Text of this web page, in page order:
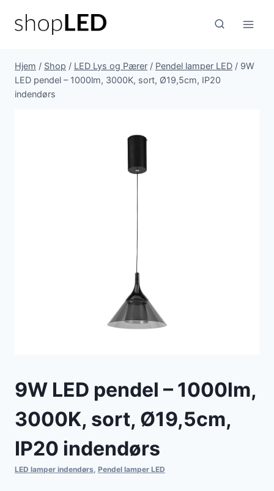
Hjem / Shop / LED Lys og Pærer / Pendel lamper LED / 9W
LED pendel – 1000lm, 3000K, sort, Ø19,5cm, IP20
indendørs
9W LED pendel – 1000lm,
3000K, sort, Ø19,5cm,
IP20 indendørs
LED lamper indendørs, Pendel lamper LED